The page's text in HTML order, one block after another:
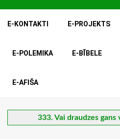
E-KONTAKTI E-PROJEKTS
E-POLEMIKA E-BĪBELE
E-AFIŠA
333. Vai draudzes